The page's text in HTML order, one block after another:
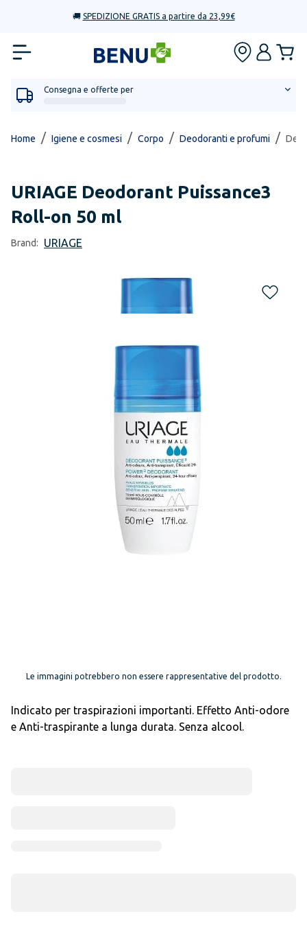
🚚 SPEDIZIONE GRATIS a partire da 23,99€
Consegna e offerte per
Home / Igiene e cosmesi / Corpo / Deodoranti e profumi /
URIAGE Deodorant Puissance3
Roll-on 50 ml
Brand: URIAGE
Le immagini potrebbero non essere rappresentative del prodotto.
Indicato per traspirazioni importanti. Effetto Anti-odore
e Anti-traspirante a lunga durata. Senza alcool.